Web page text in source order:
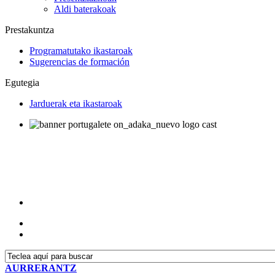
Aldi baterakoak
Prestakuntza
Programatutako ikastaroak
Sugerencias de formación
Egutegia
Jarduerak eta ikastaroak
AURRERANTZ